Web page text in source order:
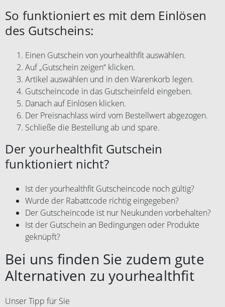
So funktioniert es mit dem Einlösen
des Gutscheins:
Einen Gutschein von yourhealthfit auswählen.
Auf „Gutschein zeigen“ klicken.
Artikel auswählen und in den Warenkorb legen.
Gutscheincode in das Gutscheinfeld eingeben.
Danach auf Einlösen klicken.
Der Preisnachlass wird vom Bestellwert abgezogen.
Schließe die Bestellung ab und spare.
Der yourhealthfit Gutschein
funktioniert nicht?
Ist der yourhealthfit Gutscheincode noch gültig?
Wurde der Rabattcode richtig eingegeben?
Der Gutscheincode ist nur Neukunden vorbehalten?
Ist der Gutschein an Bedingungen oder Produkte
geknüpft?
Bei uns finden Sie zudem gute
Alternativen zu yourhealthfit
Unser Tipp für Sie